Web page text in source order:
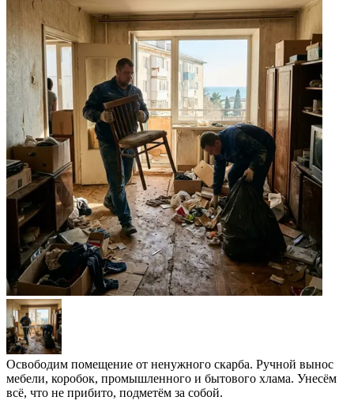
Освободим помещение от ненужного скарба. Ручной вынос
мебели, коробок, промышленного и бытового хлама. Унесём
всё, что не прибито, подметём за собой.